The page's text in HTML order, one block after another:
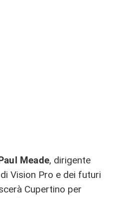
Meade, dirigente
Vision Pro e dei futuri
Cupertino per